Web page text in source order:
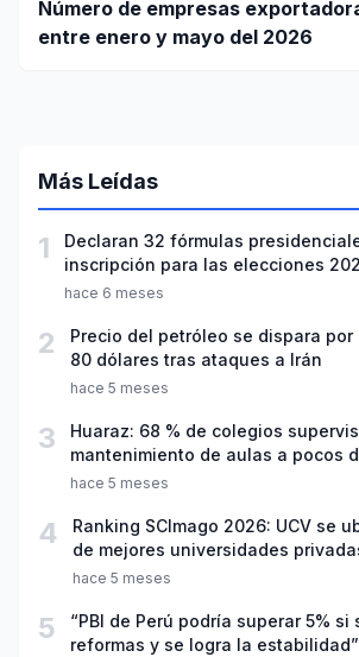
Número de empresas
entre enero y mayo del 2026
Más Leídas
1
Declaran 32 fórmulas
inscripción para las elecciones
hace 6 meses
2
Precio del petróleo se dispara por
80 dólares tras ataques a Irán
hace 5 meses
3
Huaraz: 68 % de colegios
mantenimiento de aulas a pocos
año escolar 2026
hace 5 meses
4
Ranking SCImago 2026: UCV se
de mejores universidades
hace 5 meses
5
“PBI de Perú podría superar 5%
reformas y se logra la estabilidad”